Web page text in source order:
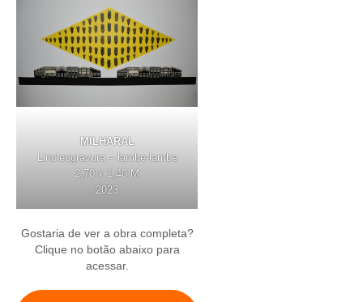
MILHARAL
Linoleogravura – lambe-lambe
2,70 x 1,40 M
2023
Gostaria de ver a obra completa?
Clique no botão abaixo para
acessar.